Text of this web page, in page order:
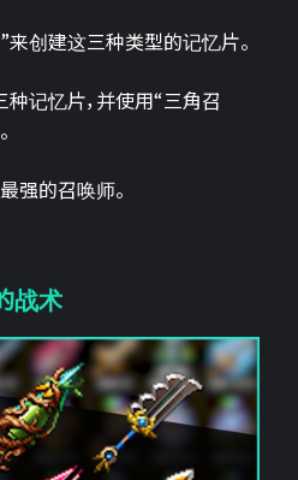
创建这三种类型的记忆片。
记忆片，并使用“三角召
强的召唤师。
战术